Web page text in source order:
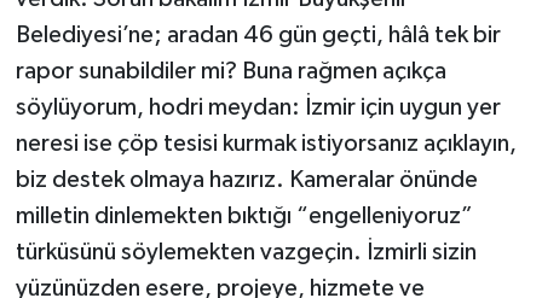
Belediyesi’ne; aradan 46 gün geçti, hâlâ tek bir
rapor sunabildiler mi? Buna rağmen açıkça
söylüyorum, hodri meydan: İzmir için uygun yer
neresi ise çöp tesisi kurmak istiyorsanız açıklayın,
biz destek olmaya hazırız. Kameralar önünde
milletin dinlemekten bıktığı “engelleniyoruz”
türküsünü söylemekten vazgeçin. İzmirli sizin
yüzünüzden esere, projeye, hizmete ve